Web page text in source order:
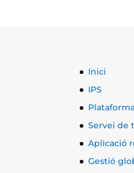
Inici
IPS
Servei de
Aplicació
Gestió